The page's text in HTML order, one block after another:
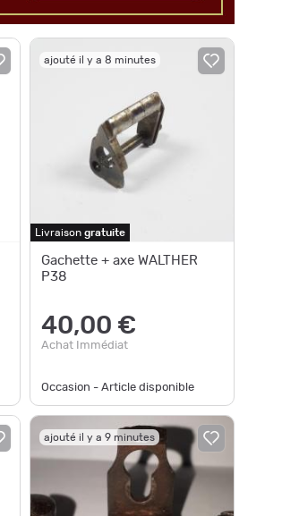
ajouté il y a 8 minutes
Livraisongratuite
Gachette + axe WALTHER
P38
40,00 €
Achat Immédiat
Occasion - Article disponible
ajouté il y a 9 minutes